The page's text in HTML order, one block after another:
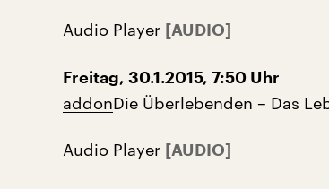
Audio Player
Freitag, 30.1.2015, 7:50 Uhr
addonDie Überlebenden – Das
Audio Player